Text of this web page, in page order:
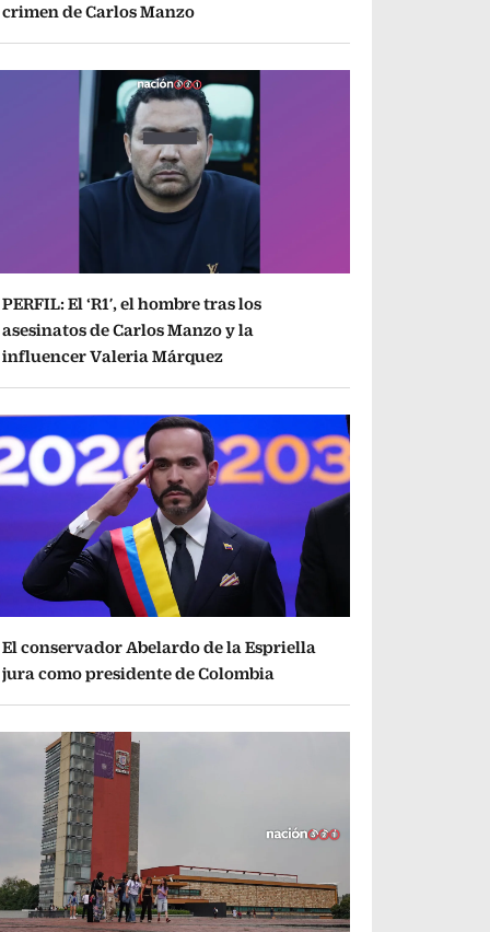
crimen de Carlos Manzo
PERFIL: El ‘R1′, el hombre tras los
asesinatos de Carlos Manzo y la
influencer Valeria Márquez
El conservador Abelardo de la Espriella
jura como presidente de Colombia